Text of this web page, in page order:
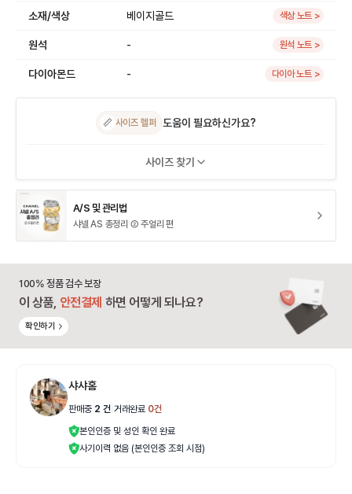
소재/색상 베이지골드 색상 노트 >
원석 - 원석 노트 >
다이아몬드 - 다이아 노트 >
📏 사이즈 헬퍼 도움이 필요하신가요?
사이즈 찾기
A/S 및 관리법
샤넬 AS 총정리 ② 주얼리 편
100% 정품 검수 보장
이 상품, 안전결제 하면 어떻게 되나요?
확인하기
샤샤홈
판매중 2 건 거래완료 0건
본인인증 및 성인 확인 완료
사기이력 없음 (본인인증 조회 시점)